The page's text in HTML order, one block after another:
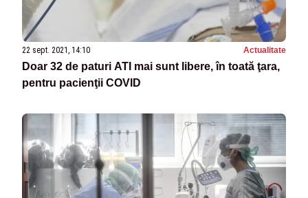
22 sept. 2021, 14:10 Actualitate
Doar 32 de paturi ATI mai sunt libere, în toată ţara,
pentru pacienţii COVID